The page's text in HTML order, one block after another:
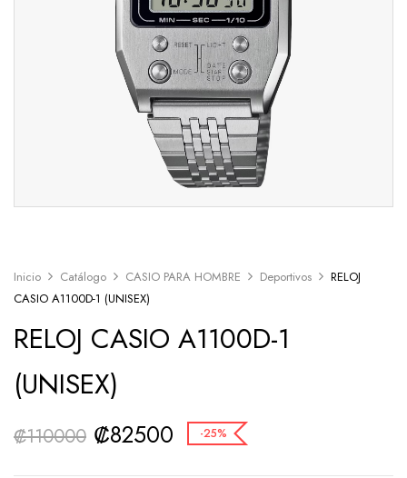
Inicio Catálogo CASIO PARA HOMBRE Deportivos
RELOJ
CASIO A1100D-1 (UNISEX)
RELOJ CASIO A1100D-1
(UNISEX)
₡110000 ₡82500 -25%